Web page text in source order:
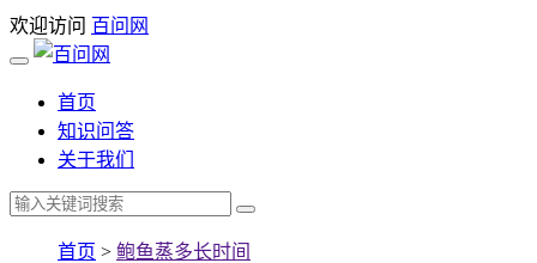
欢迎访问 百问网
首页
知识问答
关于我们
首页 > 鲍鱼蒸多长时间